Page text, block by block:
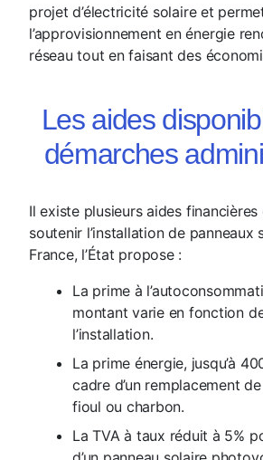
projet d’électricité solaire et
l’approvisionnement en énergie
réseau tout en faisant des
Les aides
démarches
Il existe plusieurs aides
soutenir l’installation de panneaux
France, l’État propose :
La prime à
montant varie en fonction
l’installation.
La prime énergie, jusqu’à
cadre d’un remplacement
fioul ou charbon.
La TVA à taux réduit à 5%